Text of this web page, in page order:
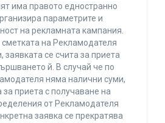
има правото едностранно
параметрите и
на рекламната кампания.
сметката на Рекламодателя
се счита за приета
й. В случай че по
няма налични суми,
за приета с получаване на
от Рекламодателя
заявка се прекратява